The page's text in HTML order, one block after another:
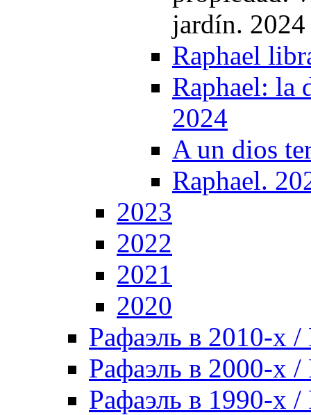
jardín. 2024
Raphael
Raphael: la
2024
A un dios
Raphael.
2023
2022
2021
2020
Рафаэль в 2010-х /
Рафаэль в 2000-х /
Рафаэль в 1990-х /